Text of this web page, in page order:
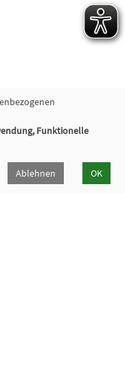
Funktionelle
Ablehnen OK